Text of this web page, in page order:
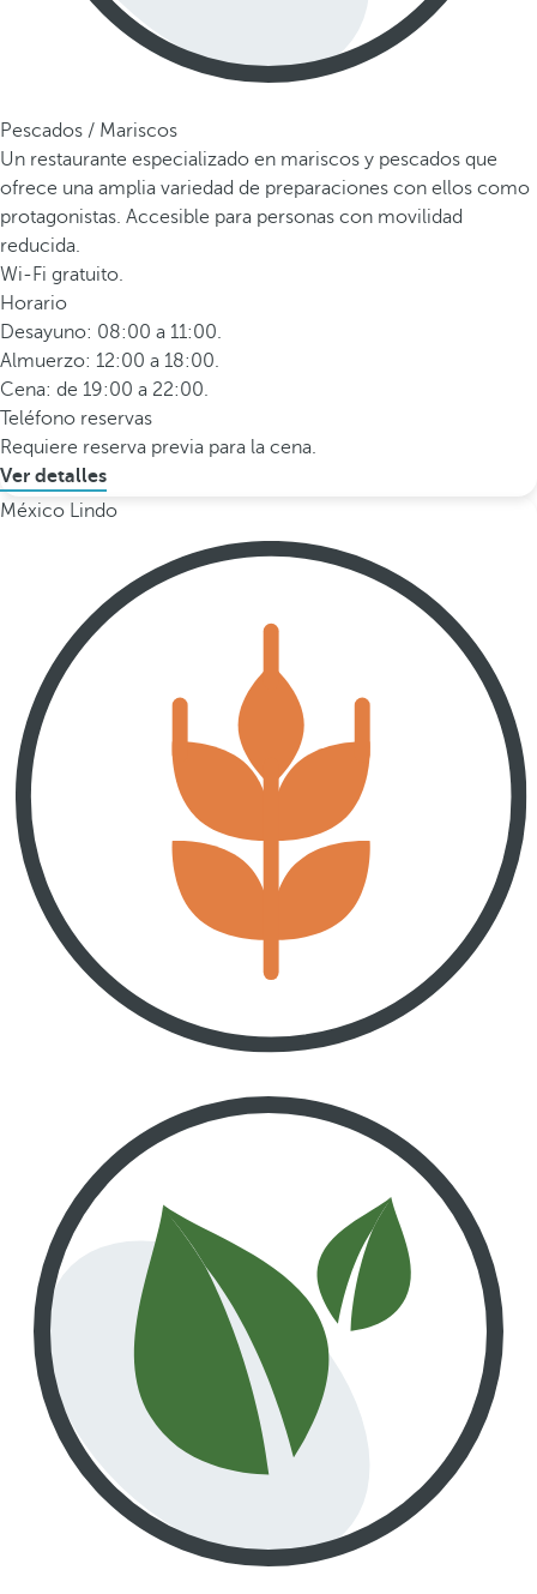
Pescados / Mariscos
Un restaurante especializado en mariscos y pescados que
ofrece una amplia variedad de preparaciones con ellos como
protagonistas. Accesible para personas con movilidad
reducida.
Wi-Fi gratuito.
Horario
Desayuno: 08:00 a 11:00.
Almuerzo: 12:00 a 18:00.
Cena: de 19:00 a 22:00.
Teléfono reservas
Requiere reserva previa para la cena.
Ver detalles
México Lindo